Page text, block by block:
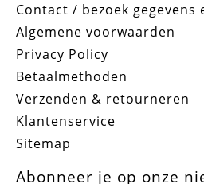
Contact / bezoek
Algemene voorwaarden
Privacy Policy
Betaalmethoden
Verzenden & retourneren
Klantenservice
Sitemap
Abonneer je op onze